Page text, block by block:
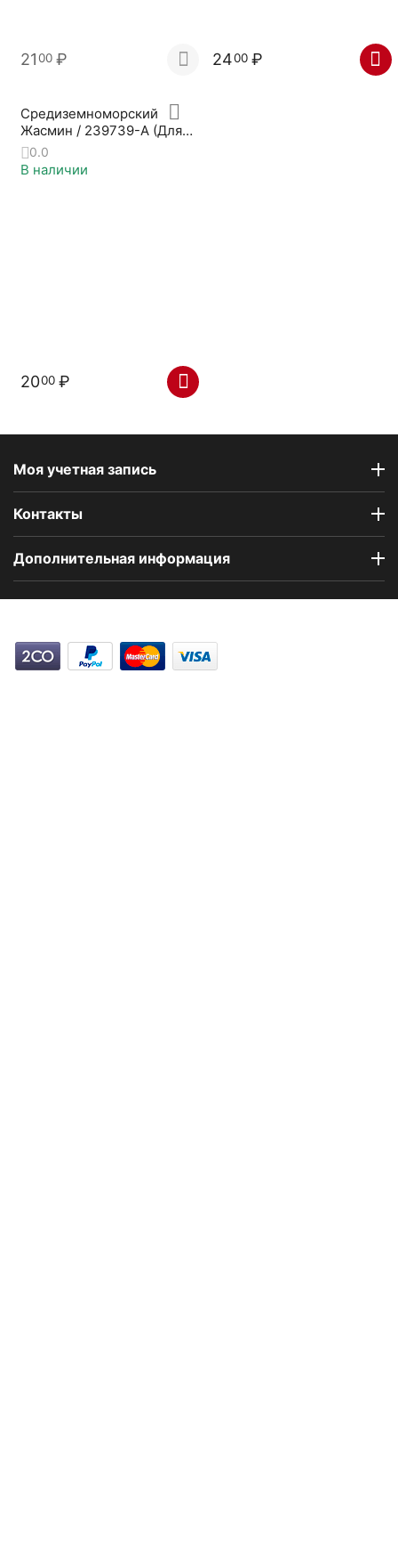
2100 ₽ 2400 ₽
Средиземноморский
Жасмин / 239739-A (Для
Свечей)
0.0
В наличии
2000 ₽
Моя учетная запись
Контакты
Дополнительная информация